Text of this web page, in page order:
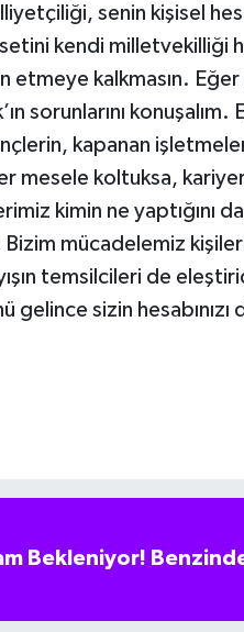
senin kişisel
kendi milletvekilliği
etmeye kalkmasın.
sorunlarını konuşalım.
kapanan
mesele koltuksa,
kimin ne yaptığını
mücadelemiz
temsilcileri de
sizin hesabınızı
Bekleniyor!